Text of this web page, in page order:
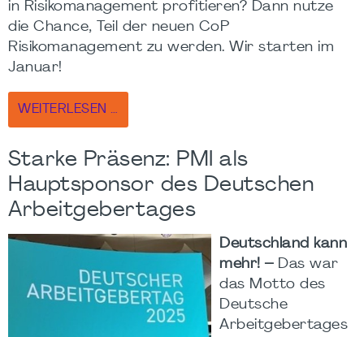
in Risikomanagement profitieren? Dann nutze
die Chance, Teil der neuen CoP
Risikomanagement zu werden. Wir starten im
Januar!
WEITERLESEN …
Starke Präsenz: PMI als
Hauptsponsor des Deutschen
Arbeitgebertages
Deutschland kann
mehr! – Das war
das Motto des
Deutsche
Arbeitgebertages